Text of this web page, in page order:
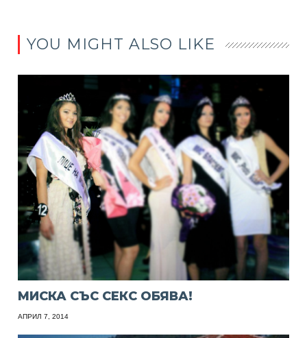
YOU MIGHT ALSO LIKE
МИСКА СЪС СЕКС ОБЯВА!
АПРИЛ 7, 2014